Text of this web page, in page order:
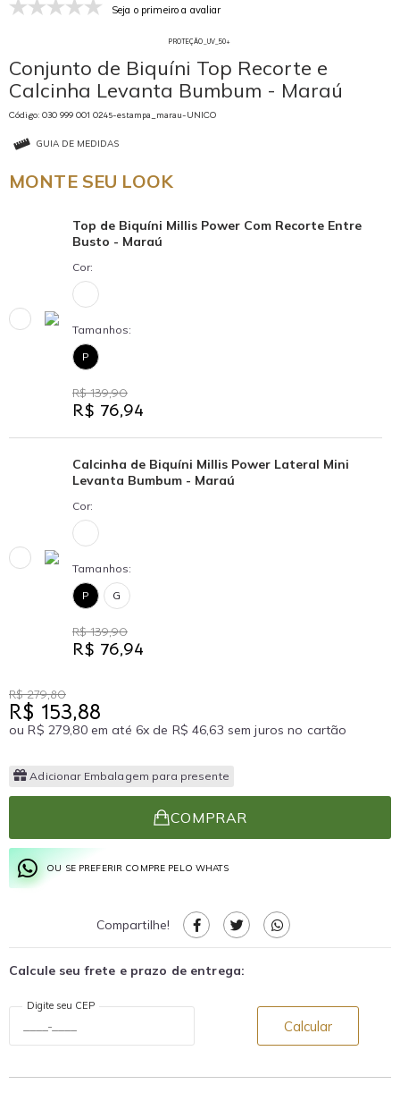
Seja o primeiro a avaliar
PROTEÇÃO_UV_50+
Conjunto de Biquíni Top Recorte e
Calcinha Levanta Bumbum - Maraú
Código: 030 999 001 0245-estampa_marau-UNICO
GUIA DE MEDIDAS
MONTE SEU LOOK
Top de Biquíni Millis Power Com Recorte Entre
Busto - Maraú
Cor:
Tamanhos:
P
R$ 139,90
R$ 76,94
Calcinha de Biquíni Millis Power Lateral Mini
Levanta Bumbum - Maraú
Cor:
Tamanhos:
P
G
R$ 139,90
R$ 76,94
R$ 279,80
R$ 153,88
ou R$ 279,80 em até 6x de R$ 46,63 sem juros no cartão
Adicionar Embalagem para presente
COMPRAR
OU SE PREFERIR COMPRE PELO WHATS
Compartilhe!
Calcule seu frete e prazo de entrega:
Digite seu CEP
Calcular